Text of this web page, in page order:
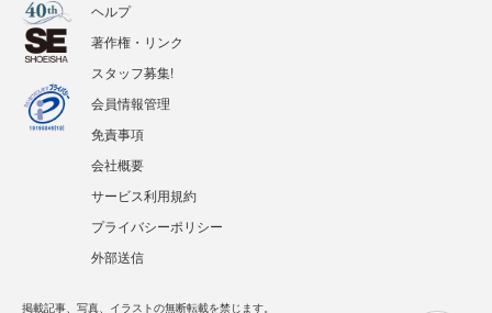
ヘルプ
著作権・リンク
スタッフ募集!
会員情報管理
免責事項
会社概要
サービス利用規約
プライバシーポリシー
外部送信
掲載記事、写真、イラストの無断転載を禁じます。